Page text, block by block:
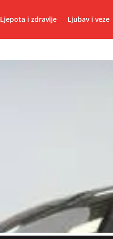
Ljepota i zdravlje Ljubav i veze